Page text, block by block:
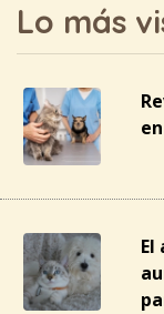
Lo más
El